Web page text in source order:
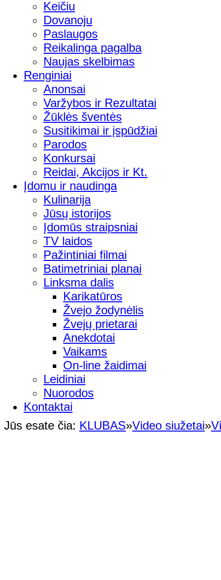
Keičiu
Dovanoju
Paslaugos
Reikalinga pagalba
Naujas skelbimas
Renginiai
Anonsai
Varžybos ir Rezultatai
Žūklės šventės
Susitikimai ir įspūdžiai
Parodos
Konkursai
Reidai, Akcijos ir Kt.
Įdomu ir naudinga
Kulinarija
Jūsų istorijos
Įdomūs straipsniai
TV laidos
Pažintiniai filmai
Batimetriniai planai
Linksma dalis
Karikatūros
Žvejo žodynėlis
Žvejų prietarai
Anekdotai
Vaikams
On-line žaidimai
Leidiniai
Nuorodos
Kontaktai
Jūs esate čia: KLUBAS»Video siužetai»